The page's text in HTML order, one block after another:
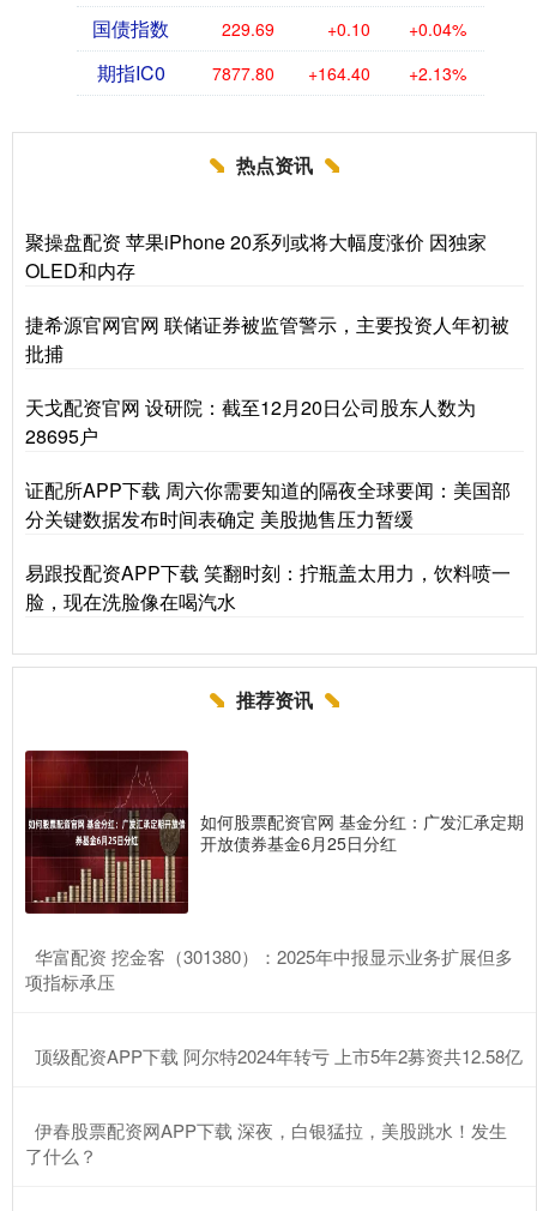
国债指数 229.69 +0.10 +0.04%
期指IC0 7877.80 +164.40 +2.13%
热点资讯
聚操盘配资 苹果iPhone 20系列或将大幅度涨价 因独家
OLED和内存
捷希源官网官网 联储证券被监管警示，主要投资人年初被
批捕
天戈配资官网 设研院：截至12月20日公司股东人数为
28695户
证配所APP下载 周六你需要知道的隔夜全球要闻：美国部
分关键数据发布时间表确定 美股抛售压力暂缓
易跟投配资APP下载 笑翻时刻：拧瓶盖太用力，饮料喷一
脸，现在洗脸像在喝汽水
推荐资讯
如何股票配资官网 基金分红：广发汇承定期
开放债券基金6月25日分红
​华富配资 挖金客（301380）：2025年中报显示业务扩展但多
项指标承压
​顶级配资APP下载 阿尔特2024年转亏 上市5年2募资共12.58亿
​伊春股票配资网APP下载 深夜，白银猛拉，美股跳水！发生
了什么？